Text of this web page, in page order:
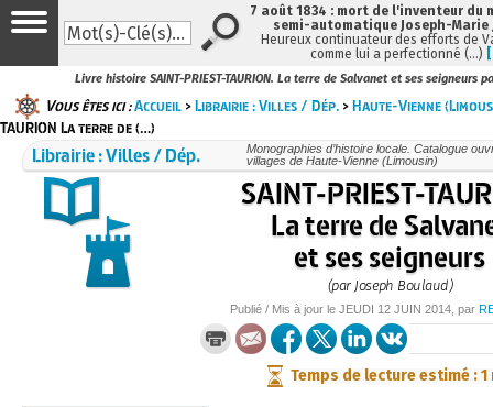
Livre histoire SAINT-PRIEST-TAURION. La terre de Salvanet et ses seigneurs
Vous êtes ici :Accueil >Librairie : Villes / Dép. >Haute-Vienne
TAURION La terre de (…)
Librairie : Villes / Dép.
Monographies d’histoire locale. Catalogue
villages de Haute-Vienne (Limousin)
SAINT-PRIEST-
La terre de
et ses seigneurs
(par Joseph Boulaud)
Publié / Mis à jour le JEUDI 12 JUIN 2014 , par
Temps de lecture estimé : 1
7 août 1834 : mort de l'inventeur du
semi-automatique Joseph-Marie
Heureux continuateur des efforts de
comme lui a perfectionné (…)